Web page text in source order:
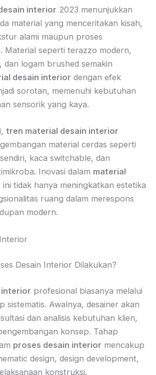
interior 2023 menunjukkan
material yang menceritakan kisah,
alami maupun proses
Material seperti terazzo modern,
dan logam brushed semakin
desain interior dengan efek
sorotan, memenuhi kebutuhan
sensorik yang kaya.
tren material desain interior
material cerdas seperti
kaca switchable, dan
Inovasi dalam material
ini tidak hanya meningkatkan estetika
ruang dalam merespons
modern.
Desain Interior Dilakukan?
interior profesional biasanya melalui
sistematis. Awalnya, desainer akan
dan analisis kebutuhan klien,
konsep. Tahap
proses desain interior mencakup
design, design development,
konstruksi.